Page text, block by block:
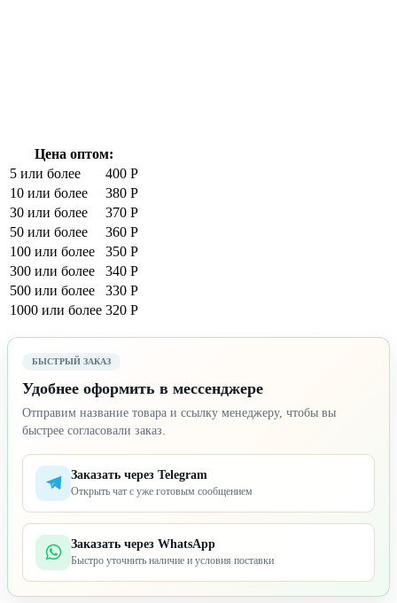
Цена оптом:
5 или более
400 Р
10 или более
380 Р
30 или более
370 Р
50 или более
360 Р
100 или более
350 Р
300 или более
340 Р
500 или более
330 Р
1000 или более 320 Р
БЫСТРЫЙ ЗАКАЗ
Удобнее оформить в мессенджере
Отправим название товара и ссылку менеджеру, чтобы вы
быстрее согласовали заказ.
Заказать через Telegram
Открыть чат с уже готовым сообщением
Заказать через WhatsApp
Быстро уточнить наличие и условия поставки